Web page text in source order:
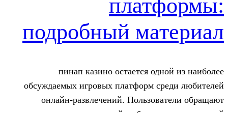
подробный
пинап казино остается
обсуждаемых игровых платформ
онлайн-развлечений.